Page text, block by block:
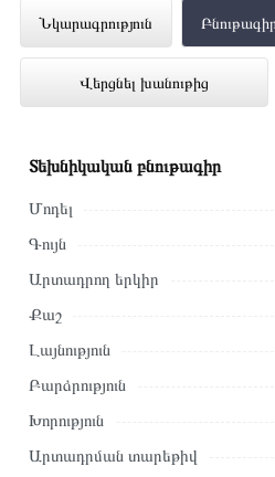
Նկարագրություն Բնութագիր
Վերցնել խանութից
Օդաքարշ Պահարան
WHU629EW/M
Technomix առցանց
Տեխնիկական բնութագիր
Մոդել
Գույն
Արտադրող երկիր
Քաշ
Լայնություն
Բարձրություն
Խորություն
Արտադրման տարեթիվ